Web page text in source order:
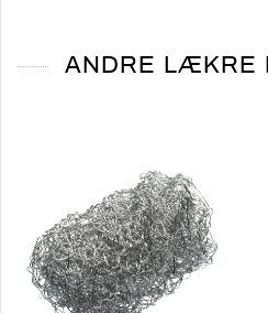
ANDRE LÆKRE